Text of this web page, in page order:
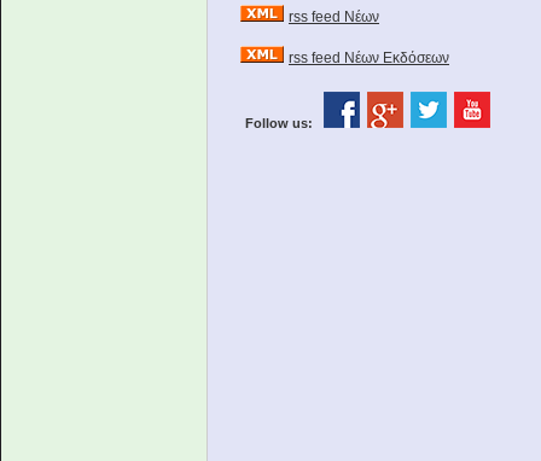
rss feed Νέων
rss feed Νέων Εκδόσεων
Follow us: